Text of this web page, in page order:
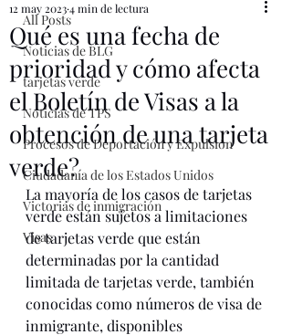
All Posts
Noticias de BLG
tarjetas verde
Noticias de TPS
Procesos de Deportación y Expulsión
Ciudadanía de los Estados Unidos
Victorias de inmigración
Visas
Qué es una fecha de
prioridad y cómo afecta
el Boletín de Visas a la
obtención de una tarjeta
verde?
12 may 20234 min de lectura
La mayoría de los casos de tarjetas
verde están sujetos a limitaciones
de tarjetas verde que están
determinadas por la cantidad
limitada de tarjetas verde, también
conocidas como números de visa de
inmigrante, disponibles